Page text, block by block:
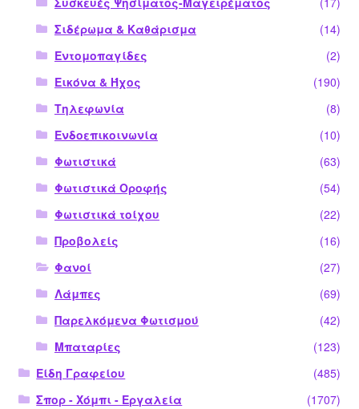
Σιδέρωμα & Καθάρισμα
(14)
Εντομοπαγίδες
(2)
Εικόνα & Ήχος
(190)
Τηλεφωνία
(8)
Ενδοεπικοινωνία
(10)
Φωτιστικά
(63)
Φωτιστικά Οροφής
(54)
Φωτιστικά τοίχου
(22)
Προβολείς
(16)
Φανοί
(27)
Λάμπες
(69)
Παρελκόμενα Φωτισμού
(42)
Μπαταρίες
(123)
Είδη Γραφείου
(485)
Σπορ - Χόμπι - Εργαλεία
(1707)